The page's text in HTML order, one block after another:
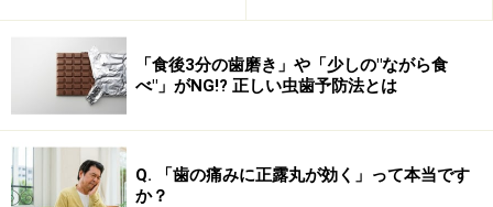
口の中に直接スキャナーで画像を取り込みその日のうち
に作成するタイプではありませんので、金属冠などと同
様に型をとってから取り付けるまでに1週間程度時間が
必要になることが多いようです。
「食後3分の歯磨き」や「少しの"ながら食
べ"」がNG!? 正しい虫歯予防法とは
Q. 「歯の痛みに正露丸が効く」って本当です
か？